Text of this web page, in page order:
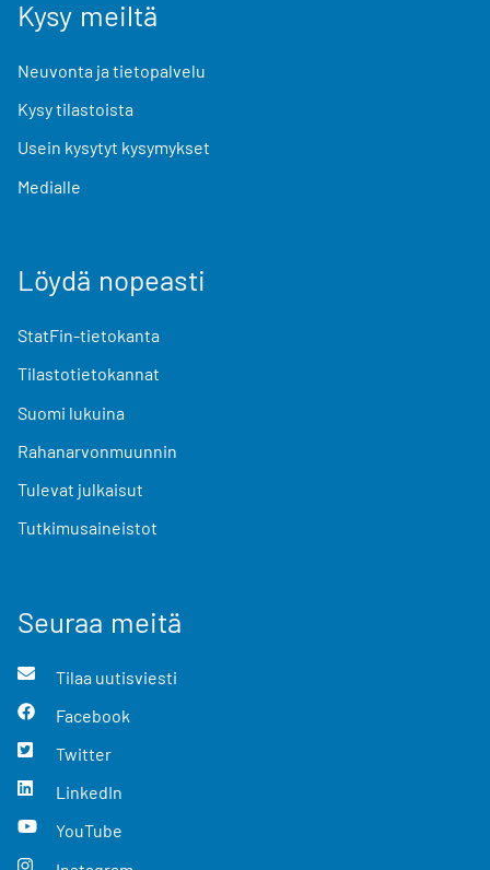
Kysy meiltä
Neuvonta ja tietopalvelu
Kysy tilastoista
Usein kysytyt kysymykset
Medialle
Löydä nopeasti
StatFin-tietokanta
Tilastotietokannat
Suomi lukuina
Rahanarvonmuunnin
Tulevat julkaisut
Tutkimusaineistot
Seuraa meitä
Tilaa uutisviesti
Facebook
Twitter
LinkedIn
YouTube